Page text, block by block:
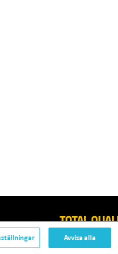
Avvisa alla